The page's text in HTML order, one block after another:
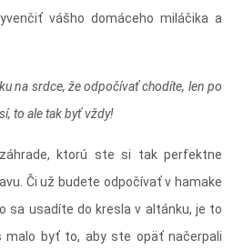
vášho domáceho miláčika a
na srdce, že odpočívať chodíte, len po
to ale tak byť vždy!
ktorú ste si tak perfektne
Či už budete odpočívať v hamake
sa usadíte do kresla v altánku, je to
malo byť to, aby ste opäť načerpali